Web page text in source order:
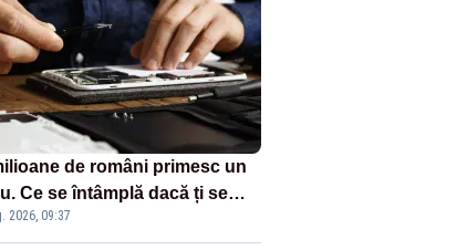
de români primesc un
Ce se întâmplă dacă ți se
produs
2026, 09:37